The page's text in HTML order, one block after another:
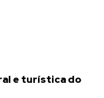
e turística do